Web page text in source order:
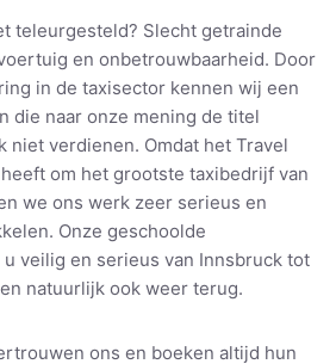
teleurgesteld? Slecht getrainde
en onbetrouwbaarheid. Door
in de taxisector kennen wij een
die naar onze mening de titel
niet verdienen. Omdat het Travel
om het grootste taxibedrijf van
we ons werk zeer serieus en
Onze geschoolde
veilig en serieus van Innsbruck tot
natuurlijk ook weer terug.
ons en boeken altijd hun